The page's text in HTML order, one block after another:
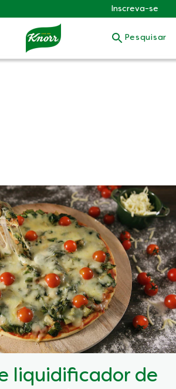
Inscreva-se
Pesquisar
liquidificador de